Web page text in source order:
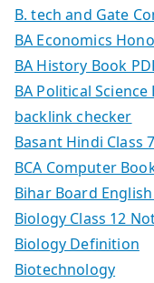
B. tech and Gate
BA Economics
BA History Book
BA Political
backlink checker
Basant Hindi Class
BCA Computer
Bihar Board
Biology Class 12
Biology Definition
Biotechnology